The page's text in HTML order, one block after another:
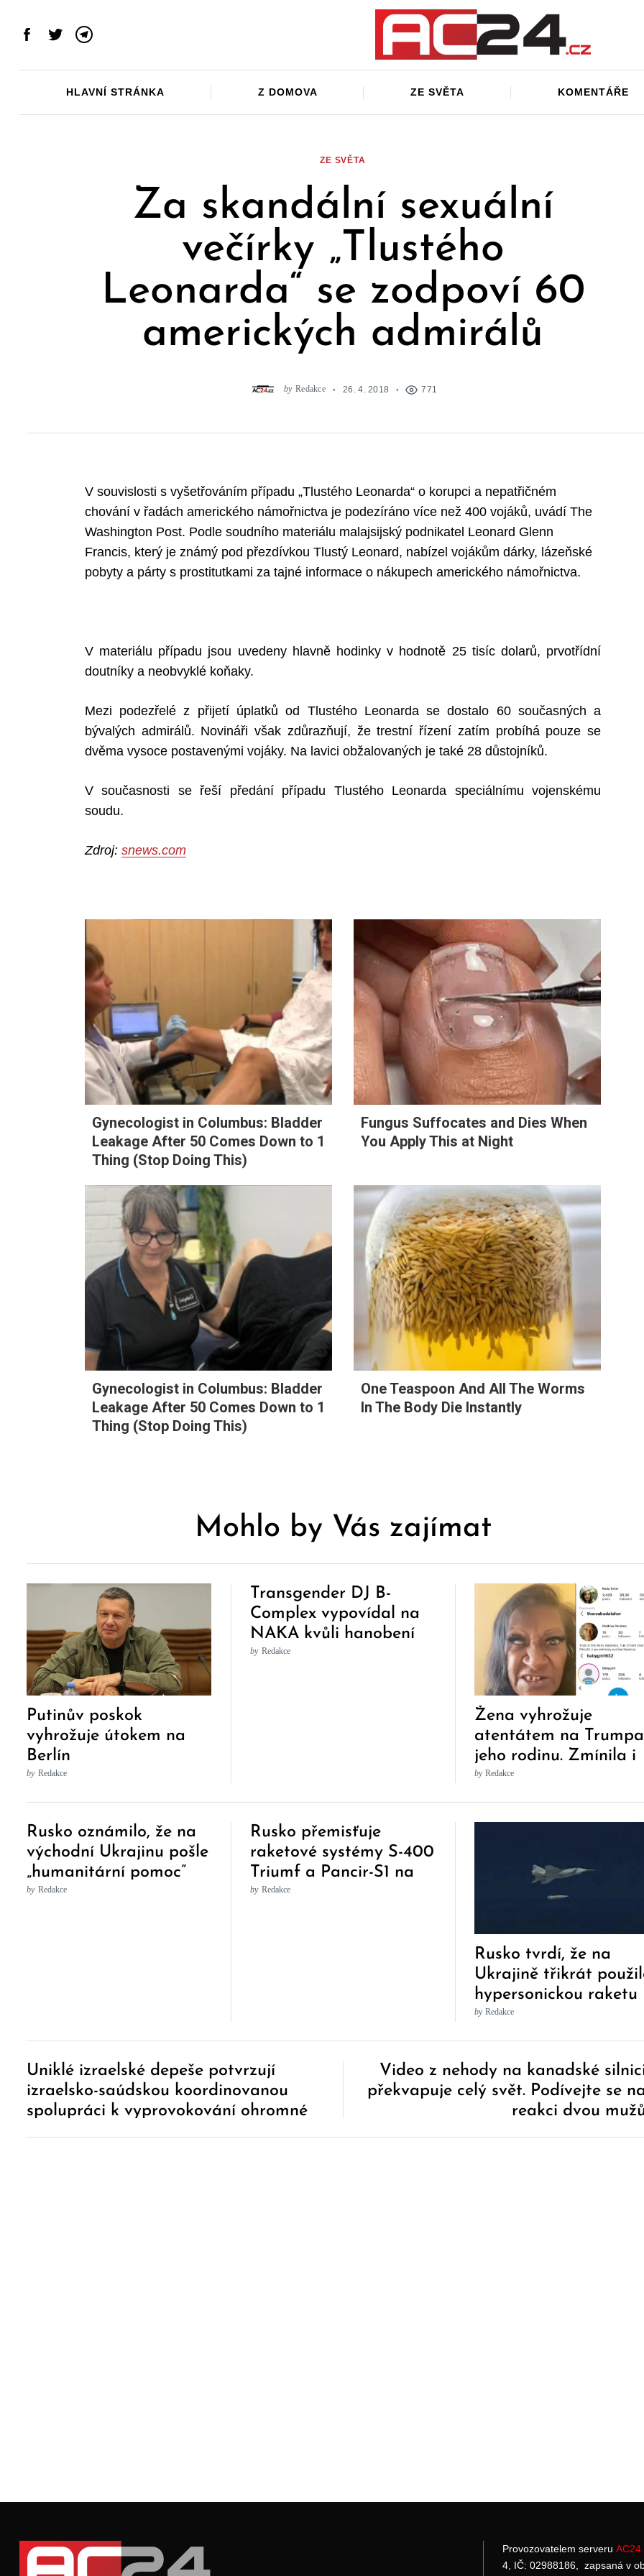
Facebook
TwitterTelegram
HLAVNÍ STRÁNKA Z DOMOVA ZE SVĚTA KOMENTÁŘE
ZE SVĚTA
Za skandální sexuální
večírky „Tlustého
Leonarda“ se zodpoví 60
amerických admirálů
by Redakce 26. 4. 2018 771
V souvislosti s vyšetřováním případu „Tlustého Leonarda“ o korupci a nepatřičném
chování v řadách amerického námořnictva je podezíráno více než 400 vojáků, uvádí The
Washington Post. Podle soudního materiálu malajsijský podnikatel Leonard Glenn
Francis, který je známý pod přezdívkou Tlustý Leonard, nabízel vojákům dárky, lázeňské
pobyty a párty s prostitutkami za tajné informace o nákupech amerického námořnictva.
V materiálu případu jsou uvedeny hlavně hodinky v hodnotě 25 tisíc dolarů, prvotřídní
doutníky a neobvyklé koňaky.
Mezi podezřelé z přijetí úplatků od Tlustého Leonarda se dostalo 60 současných a
bývalých admirálů. Novináři však zdůrazňují, že trestní řízení zatím probíhá pouze se
dvěma vysoce postavenými vojáky. Na lavici obžalovaných je také 28 důstojníků.
V současnosti se řeší předání případu Tlustého Leonarda speciálnímu vojenskému
soudu.
Zdroj: snews.com
Gynecologist in Columbus: Bladder
Leakage After 50 Comes Down to 1
Thing (Stop Doing This)
Fungus Suffocates and Dies When
You Apply This at Night
Gynecologist in Columbus: Bladder
Leakage After 50 Comes Down to 1
Thing (Stop Doing This)
One Teaspoon And All The Worms
In The Body Die Instantly
Mohlo by Vás zajímat
Putinův poskok
vyhrožuje útokem na
Berlín
by Redakce
Transgender DJ B-
Complex vypovídal na
NAKA kvůli hanobení
rasy národa a
by Redakce
Žena vyhrožuje
atentátem na
jeho rodinu. Zmínila i
Elona Muska a
by Redakce
Rusko oznámilo, že na
východní Ukrajinu pošle
„humanitární pomoc”
by Redakce
Rusko přemisťuje
raketové systémy S-400
Triumf a Pancir-S1 na
území Srbska
by Redakce
Rusko tvrdí, že na
Ukrajině třikrát
hypersonickou raketu
Kinžal
by Redakce
Post
Navigation
Uniklé izraelské depeše potvrzují
izraelsko-saúdskou koordinovanou
spolupráci k vyprovokování ohromné
Video z nehody na kanadské
překvapuje celý svět. Podívejte se
reakci dvou
Provozovatelem serveru
4, IČ: 02988186, zapsaná v
Search
for: